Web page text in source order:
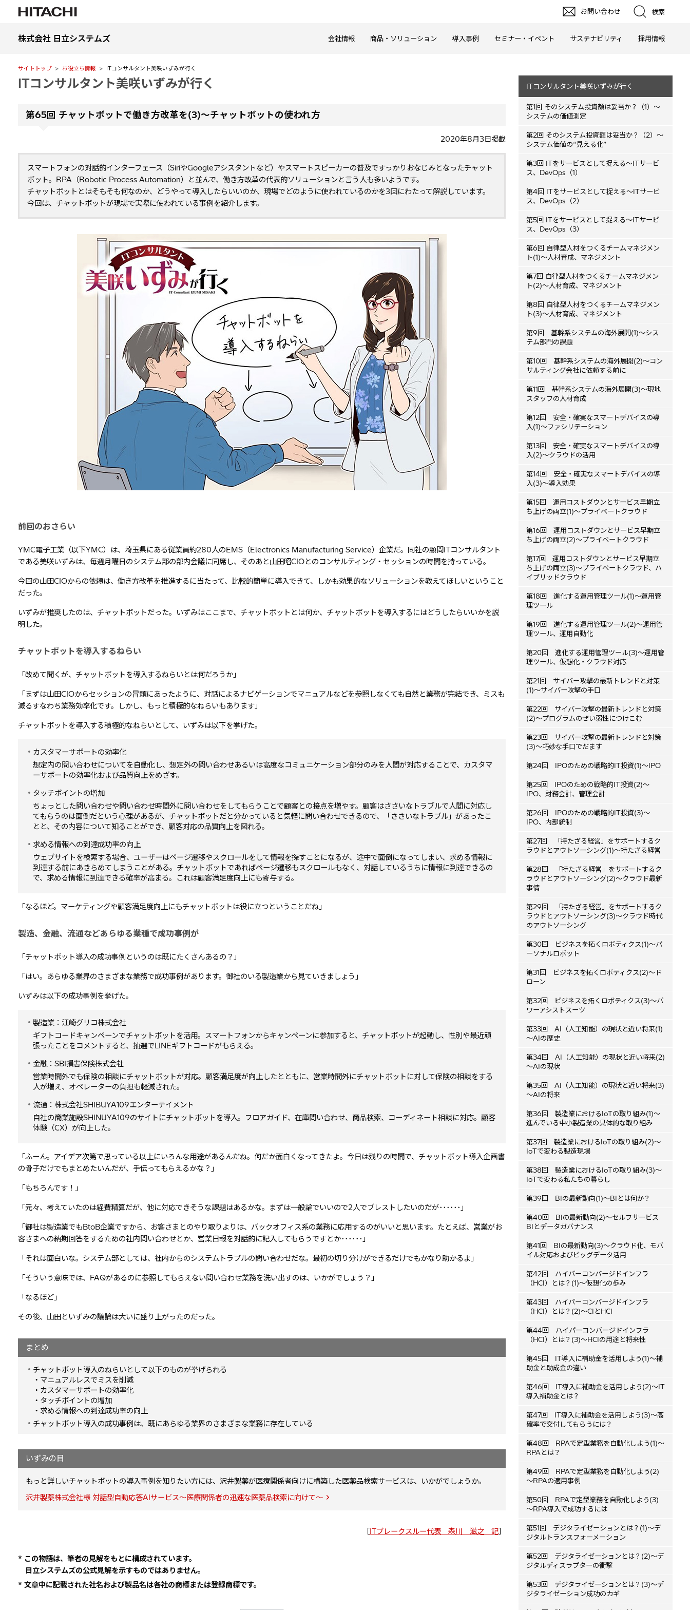
お問い合わせ 検索
株式会社 日立システムズ 会社情報 商品・ソリューション 導入事例 セミナー・イベント サステナビリティ 採用情報
サイトトップ お役立ち情報 ITコンサルタント美咲いずみが行く
ITコンサルタント美咲いずみが行く
第65回 チャットボットで働き方改革を(3)～チャットボットの使われ方
2020年8月3日掲載
スマートフォンの対話的インターフェース（SiriやGoogleアシスタントなど）やスマートスピーカーの普及ですっかりおなじみとなったチャット
ボット。RPA（Robotic Process Automation）と並んで、働き方改革の代表的ソリューションと言う人も多いようです。
チャットボットとはそもそも何なのか、どうやって導入したらいいのか、現場でどのように使われているのかを3回にわたって解説しています。
今回は、チャットボットが現場で実際に使われている事例を紹介します。
前回のおさらい
YMC電子工業（以下YMC）は、埼玉県にある従業員約280人のEMS（Electronics Manufacturing Service）企業だ。同社の顧問ITコンサルタント
である美咲いずみは、毎週月曜日のシステム部の部内会議に同席し、そのあと山田昭CIOとのコンサルティング・セッションの時間を持っている。
今回の山田CIOからの依頼は、働き方改革を推進するに当たって、比較的簡単に導入できて、しかも効果的なソリューションを教えてほしいということ
だった。
いずみが推奨したのは、チャットボットだった。いずみはここまで、チャットボットとは何か、チャットボットを導入するにはどうしたらいいかを説
明した。
チャットボットを導入するねらい
「改めて聞くが、チャットボットを導入するねらいとは何だろうか」
「まずは山田CIOからセッションの冒頭にあったように、対話によるナビゲーションでマニュアルなどを参照しなくても自然と業務が完結でき、ミスも
減る――すなわち業務効率化です。しかし、もっと積極的なねらいもあります」
チャットボットを導入する積極的なねらいとして、いずみは以下を挙げた。
カスタマーサポートの効率化
想定内の問い合わせについてを自動化し、想定外の問い合わせあるいは高度なコミュニケーション部分のみを人間が対応することで、カスタマ
ーサポートの効率化および品質向上をめざす。
タッチポイントの増加
ちょっとした問い合わせや問い合わせ時間外に問い合わせをしてもらうことで顧客との接点を増やす。顧客はささいなトラブルで人間に対応し
てもらうのは面倒だという心理があるが、チャットボットだと分かっていると気軽に問い合わせできるので、「ささいなトラブル」があったこ
とと、その内容について知ることができ、顧客対応の品質向上を図れる。
求める情報への到達成功率の向上
ウェブサイトを検索する場合、ユーザーはページ遷移やスクロールをして情報を探すことになるが、途中で面倒になってしまい、求める情報に
到達する前にあきらめてしまうことがある。チャットボットであればページ遷移もスクロールもなく、対話しているうちに情報に到達できるの
で、求める情報に到達できる確率が高まる。これは顧客満足度向上にも寄与する。
「なるほど。マーケティングや顧客満足度向上にもチャットボットは役に立つということだね」
製造、金融、流通などあらゆる業種で成功事例が
「チャットボット導入の成功事例というのは既にたくさんあるの？」
「はい。あらゆる業界のさまざまな業務で成功事例があります。御社のいる製造業から見ていきましょう」
いずみは以下の成功事例を挙げた。
製造業：江崎グリコ株式会社
ギフトコードキャンペーンでチャットボットを活用。スマートフォンからキャンペーンに参加すると、チャットボットが起動し、性別や最近頑
張ったことをコメントすると、抽選でLINEギフトコードがもらえる。
金融：SBI損害保険株式会社
営業時間外でも保険の相談にチャットボットが対応。顧客満足度が向上したとともに、営業時間外にチャットボットに対して保険の相談をする
人が増え、オペレーターの負担も軽減された。
流通：株式会社SHIBUYA109エンターテイメント
自社の商業施設SHINUYA109のサイトにチャットボットを導入。フロアガイド、在庫問い合わせ、商品検索、コーディネート相談に対応。顧客
体験（CX）が向上した。
「ふーん。アイデア次第で思っている以上にいろんな用途があるんだね。何だか面白くなってきたよ。今日は残りの時間で、チャットボット導入企画書
の骨子だけでもまとめたいんだが、手伝ってもらえるかな？」
「もちろんです！」
「元々、考えていたのは経費精算だが、他に対応できそうな課題はあるかな。まずは一般論でいいので2人でブレストしたいのだが･･････」
「御社は製造業でもBtoB企業ですから、お客さまとのやり取りよりは、バックオフィス系の業務に応用するのがいいと思います。たとえば、営業がお
客さまへの納期回答をするための社内問い合わせとか、営業日報を対話的に記入してもらうですとか･･････」
「それは面白いな。システム部としては、社内からのシステムトラブルの問い合わせだな。最初の切り分けができるだけでもかなり助かるよ」
「そういう意味では、FAQがあるのに参照してもらえない問い合わせ業務を洗い出すのは、いかがでしょう？」
「なるほど」
その後、山田といずみの議論は大いに盛り上がったのだった。
まとめ
チャットボット導入のねらいとして以下のものが挙げられる
・マニュアルレスでミスを削減
・カスタマーサポートの効率化
・タッチポイントの増加
・求める情報への到達成功率の向上
チャットボット導入の成功事例は、既にあらゆる業界のさまざまな業務に存在している
いずみの目
もっと詳しいチャットボットの導入事例を知りたい方には、沢井製薬が医療関係者向けに構築した医薬品検索サービスは、いかがでしょうか。
沢井製薬株式会社様 対話型自動応答AIサービス～医療関係者の迅速な医薬品検索に向けて～
［ITブレークスルー代表 森川 滋之 記］
* この物語は、筆者の見解をもとに構成されています。
日立システムズの公式見解を示すものではありません。
* 文章中に記載された社名および製品名は各社の商標または登録商標です。
ITコンサルタント美咲いずみが行く
第1回 そのシステム投資額は妥当か？（1）～
システムの価値測定
第2回 そのシステム投資額は妥当か？（2）～
システム価値の“見える化”
第3回 ITをサービスとして捉える～ITサービ
ス、DevOps（1）
第4回 ITをサービスとして捉える～ITサービ
ス、DevOps（2）
第5回 ITをサービスとして捉える～ITサービ
ス、DevOps（3）
第6回 自律型人材をつくるチームマネジメン
ト(1)～人材育成、マネジメント
第7回 自律型人材をつくるチームマネジメン
ト(2)～人材育成、マネジメント
第8回 自律型人材をつくるチームマネジメン
ト(3)～人材育成、マネジメント
第9回 基幹系システムの海外展開(1)～シス
テム部門の課題
第10回 基幹系システムの海外展開(2)～コン
サルティング会社に依頼する前に
第11回 基幹系システムの海外展開(3)～現地
スタッフの人材育成
第12回 安全・確実なスマートデバイスの導
入(1)～ファシリテーション
第13回 安全・確実なスマートデバイスの導
入(2)～クラウドの活用
第14回 安全・確実なスマートデバイスの導
入(3)～導入効果
第15回 運用コストダウンとサービス早期立
ち上げの両立(1)～プライベートクラウド
第16回 運用コストダウンとサービス早期立
ち上げの両立(2)～プライベートクラウド
第17回 運用コストダウンとサービス早期立
ち上げの両立(3)～プライベートクラウド、ハ
イブリッドクラウド
第18回 進化する運用管理ツール(1)～運用管
理ツール
第19回 進化する運用管理ツール(2)～運用管
理ツール、運用自動化
第20回 進化する運用管理ツール(3)～運用管
理ツール、仮想化・クラウド対応
第21回 サイバー攻撃の最新トレンドと対策
(1)～サイバー攻撃の手口
第22回 サイバー攻撃の最新トレンドと対策
(2)～プログラムのぜい弱性につけこむ
第23回 サイバー攻撃の最新トレンドと対策
(3)～巧妙な手口でだます
第24回 IPOのための戦略的IT投資(1)～IPO
第25回 IPOのための戦略的IT投資(2)～
IPO、財務会計、管理会計
第26回 IPOのための戦略的IT投資(3)～
IPO、内部統制
第27回 「持たざる経営」をサポートするク
ラウドとアウトソーシング(1)～持たざる経営
第28回 「持たざる経営」をサポートするク
ラウドとアウトソーシング(2)～クラウド最新
事情
第29回 「持たざる経営」をサポートするク
ラウドとアウトソーシング(3)～クラウド時代
のアウトソーシング
第30回 ビジネスを拓くロボティクス(1)～パ
ーソナルロボット
第31回 ビジネスを拓くロボティクス(2)～ド
ローン
第32回 ビジネスを拓くロボティクス(3)～パ
ワーアシストスーツ
第33回 AI（人工知能）の現状と近い将来(1)
～AIの歴史
第34回 AI（人工知能）の現状と近い将来(2)
～AIの現状
第35回 AI（人工知能）の現状と近い将来(3)
～AIの将来
第36回 製造業におけるIoTの取り組み(1)～
進んでいる中小製造業の具体的な取り組み
第37回 製造業におけるIoTの取り組み(2)～
IoTで変わる製造現場
第38回 製造業におけるIoTの取り組み(3)～
IoTで変わる私たちの暮らし
第39回 BIの最新動向(1)～BIとは何か？
第40回 BIの最新動向(2)～セルフサービス
BIとデータガバナンス
第41回 BIの最新動向(3)～クラウド化、モバ
イル対応およびビッグデータ活用
第42回 ハイパーコンバージドインフラ
（HCI）とは？(1)～仮想化の歩み
第43回 ハイパーコンバージドインフラ
（HCI）とは？(2)～CIとHCI
第44回 ハイパーコンバージドインフラ
（HCI）とは？(3)～HCIの用途と将来性
第45回 IT導入に補助金を活用しよう(1)～補
助金と助成金の違い
第46回 IT導入に補助金を活用しよう(2)～IT
導入補助金とは？
第47回 IT導入に補助金を活用しよう(3)～高
確率で交付してもらうには？
第48回 RPAで定型業務を自動化しよう(1)～
RPAとは？
第49回 RPAで定型業務を自動化しよう(2)
～RPAの適用事例
第50回 RPAで定型業務を自動化しよう(3)
～RPA導入で成功するには
第51回 デジタライゼーションとは？(1)～デ
ジタルトランスフォーメーション
第52回 デジタライゼーションとは？(2)～デ
ジタルディスラプターの衝撃
第53回 デジタライゼーションとは？(3)～デ
ジタライゼーション成功のカギ